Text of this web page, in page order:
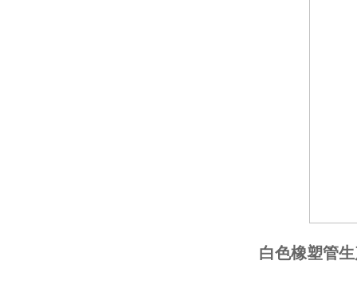
白色橡塑管